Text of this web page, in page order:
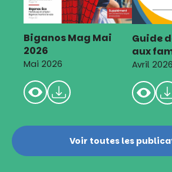
Biganos Mag Mai
2026
Mai 2026
Guide
aux
Avril 2026
Voir toutes les